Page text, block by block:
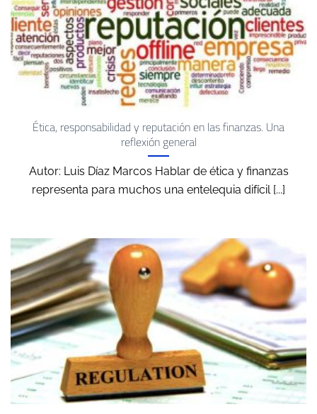
Ética, responsabilidad y reputación en las finanzas. Una
reflexión general
Autor: Luis Díaz Marcos Hablar de ética y finanzas
representa para muchos una entelequia difícil [...]